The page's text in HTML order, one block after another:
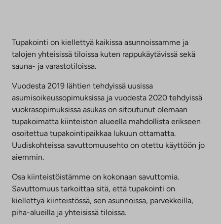
Tupakointi on kiellettyä kaikissa asunnoissamme ja
talojen yhteisissä tiloissa kuten rappukäytävissä sekä
sauna- ja varastotiloissa.
Vuodesta 2019 lähtien tehdyissä uusissa
asumisoikeussopimuksissa ja vuodesta 2020 tehdyissä
vuokrasopimuksissa asukas on sitoutunut olemaan
tupakoimatta kiinteistön alueella mahdollista erikseen
osoitettua tupakointipaikkaa lukuun ottamatta.
Uudiskohteissa savuttomuusehto on otettu käyttöön jo
aiemmin.
Osa kiinteistöistämme on kokonaan savuttomia.
Savuttomuus tarkoittaa sitä, että tupakointi on
kiellettyä kiinteistössä, sen asunnoissa, parvekkeilla,
piha-alueilla ja yhteisissä tiloissa.